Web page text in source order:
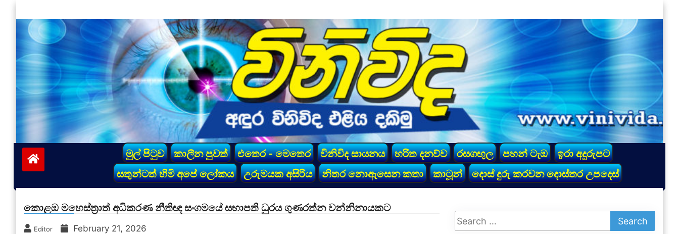
to
content
vinivida.lk
මුල් පිටුව කාලීන පුවත් එතෙර - මෙතෙර විනිවිද සායනය හරිත දනව්ව රසගඟුල පහන් ටැඹ
ඉරා අදුරුපට
සතුන්ටත් හිමි අපේ ලෝකය
උරුමයක අසිරිය නිතර නොඇසෙන කතා කාටූන් දොස් දුරු කරවන දොස්තර උපදෙස්
කොළඹ මහෙස්ත්‍රාත් අධිකරණ නීතිඥ සංගමයේ සභාපති ධුරය ගුණරත්න වන්නිනායකට
Editor February 21, 2026